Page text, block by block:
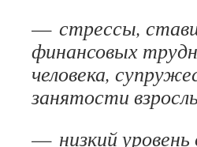
— стрессы,
финансовых
человека,
занятости
— низкий